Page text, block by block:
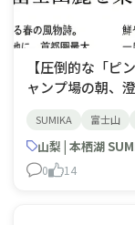
【圧倒的な「ピ
ャンプ場の朝、
マです。 濃い
や、優雅な「オ
の芝桜が咲き誇
SUMIKA 富士山
山梨 | 本栖湖
0 14